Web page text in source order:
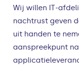
Wij willen IT-
nachtrust geven
uit handen te
aanspreekpunt